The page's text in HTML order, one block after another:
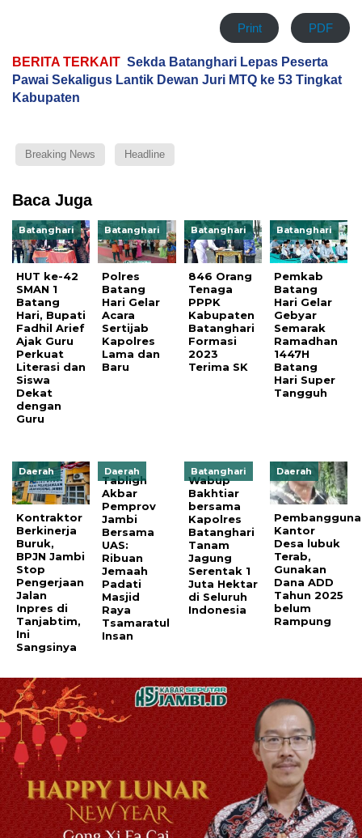
Print PDF
BERITA TERKAIT Sekda Batanghari Lepas Peserta
Pawai Sekaligus Lantik Dewan Juri MTQ ke 53 Tingkat
Kabupaten
Breaking News Headline
Baca Juga
Batanghari
HUT ke-42
SMAN 1
Batang
Hari, Bupati
Fadhil Arief
Ajak Guru
Perkuat
Literasi dan
Siswa
Dekat
dengan
Guru
Batanghari
Polres
Batang
Hari Gelar
Acara
Sertijab
Kapolres
Lama dan
Baru
Batanghari
846 Orang
Tenaga
PPPK
Kabupaten
Batanghari
Formasi
2023
Terima SK
Batanghari
Pemkab
Batang
Hari Gelar
Gebyar
Semarak
Ramadhan
1447H
Batang
Hari Super
Tangguh
Daerah
Kontraktor
Berkinerja
Buruk,
BPJN Jambi
Stop
Pengerjaan
Jalan
Inpres di
Tanjabtim,
Ini
Sangsinya
Daerah
Tabligh
Akbar
Pemprov
Jambi
Bersama
UAS:
Ribuan
Jemaah
Padati
Masjid
Raya
Tsamaratul
Insan
Batanghari
Wabup
Bakhtiar
bersama
Kapolres
Batanghari
Tanam
Jagung
Serentak 1
Juta Hektar
di Seluruh
Indonesia
Daerah
Kantor
Desa lubuk
Terab,
Gunakan
Dana ADD
Tahun 2025
belum
Rampung